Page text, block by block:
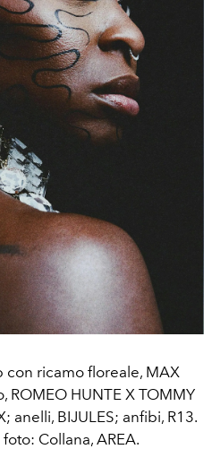
con ricamo floreale, MAX
ROMEO HUNTE X TOMMY
anelli, BIJULES; anfibi, R13.
Collana, AREA.